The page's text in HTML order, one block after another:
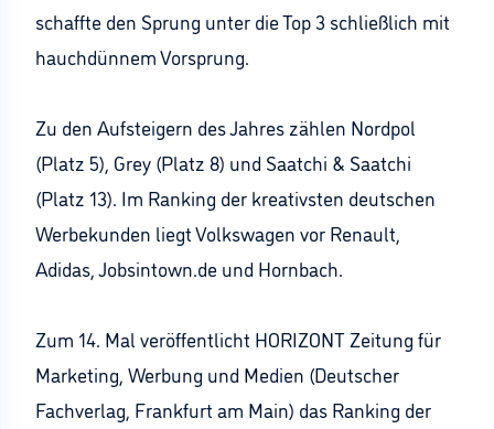
schaffte den Sprung unter die Top 3 schließlich mit
hauchdünnem Vorsprung.
Zu den Aufsteigern des Jahres zählen Nordpol
(Platz 5), Grey (Platz 8) und Saatchi & Saatchi
(Platz 13). Im Ranking der kreativsten deutschen
Werbekunden liegt Volkswagen vor Renault,
Adidas, Jobsintown.de und Hornbach.
Zum 14. Mal veröffentlicht HORIZONT Zeitung für
Marketing, Werbung und Medien (Deutscher
Fachverlag, Frankfurt am Main) das Ranking der